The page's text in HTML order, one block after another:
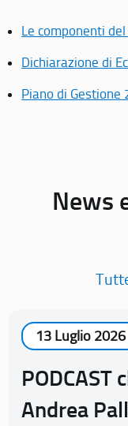
Le componenti del
Dichiarazione di
Piano di
News
13 Luglio 2026
PODCAST
Andrea